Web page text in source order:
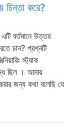
চিন্তা করে?
বর্তমানে উত্তর
চান? প্রশ্নটি
স্ট্যাক
ছিল । আমার
করার জন্য কথা বলেছি যে